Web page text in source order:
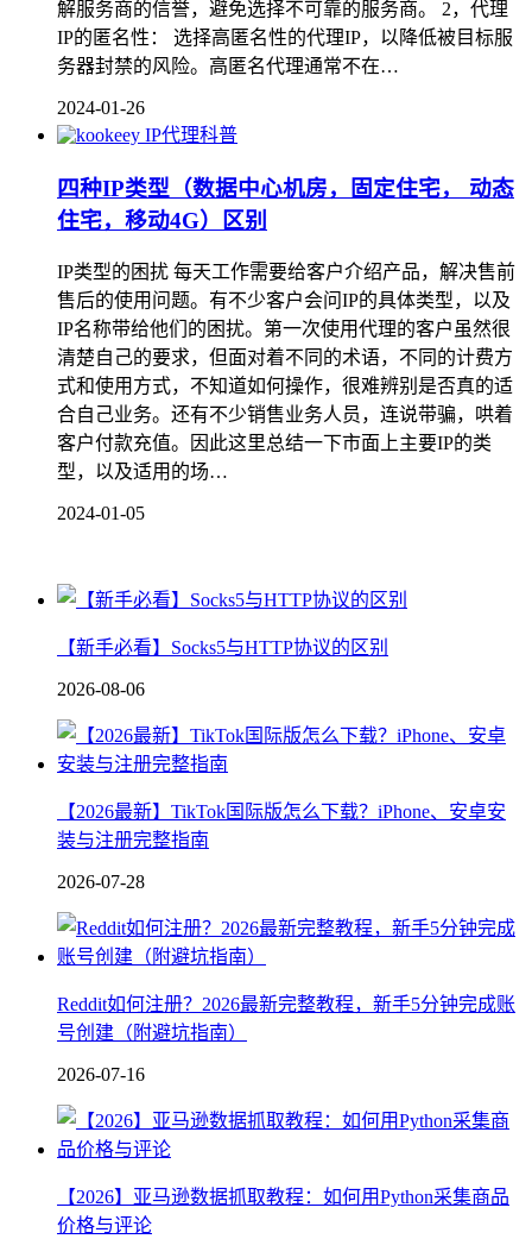
解服务商的信誉，避免选择不可靠的服务商。 2，代理
IP的匿名性： 选择高匿名性的代理IP，以降低被目标服
务器封禁的风险。高匿名代理通常不在…
2024-01-26
IP代理科普
四种IP类型（数据中心机房，固定住宅， 动态
住宅，移动4G）区别
IP类型的困扰 每天工作需要给客户介绍产品，解决售前
售后的使用问题。有不少客户会问IP的具体类型，以及
IP名称带给他们的困扰。第一次使用代理的客户虽然很
清楚自己的要求，但面对着不同的术语，不同的计费方
式和使用方式，不知道如何操作，很难辨别是否真的适
合自己业务。还有不少销售业务人员，连说带骗，哄着
客户付款充值。因此这里总结一下市面上主要IP的类
型，以及适用的场…
2024-01-05
【新手必看】Socks5与HTTP协议的区别
2026-08-06
【2026最新】TikTok国际版怎么下载？iPhone、安卓安
装与注册完整指南
2026-07-28
Reddit如何注册？2026最新完整教程，新手5分钟完成账
号创建（附避坑指南）
2026-07-16
【2026】亚马逊数据抓取教程：如何用Python采集商品
价格与评论